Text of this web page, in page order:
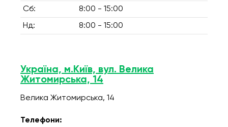
Сб: 8:00 - 15:00
Нд: 8:00 - 15:00
Україна, м.Київ, вул. Велика
Житомирська, 14
Велика Житомирська, 14
Телефони: